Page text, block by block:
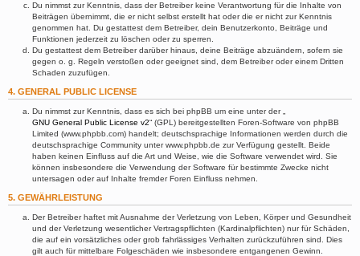
Du nimmst zur Kenntnis, dass der Betreiber keine Verantwortung für die Inhalte von
Beiträgen übernimmt, die er nicht selbst erstellt hat oder die er nicht zur Kenntnis
genommen hat. Du gestattest dem Betreiber, dein Benutzerkonto, Beiträge und
Funktionen jederzeit zu löschen oder zu sperren.
Du gestattest dem Betreiber darüber hinaus, deine Beiträge abzuändern, sofern sie
gegen o. g. Regeln verstoßen oder geeignet sind, dem Betreiber oder einem Dritten
Schaden zuzufügen.
4. GENERAL PUBLIC LICENSE
Du nimmst zur Kenntnis, dass es sich bei phpBB um eine unter der „
GNU General Public License v2“ (GPL) bereitgestellten Foren-Software von phpBB
Limited (www.phpbb.com) handelt; deutschsprachige Informationen werden durch die
deutschsprachige Community unter www.phpbb.de zur Verfügung gestellt. Beide
haben keinen Einfluss auf die Art und Weise, wie die Software verwendet wird. Sie
können insbesondere die Verwendung der Software für bestimmte Zwecke nicht
untersagen oder auf Inhalte fremder Foren Einfluss nehmen.
5. GEWÄHRLEISTUNG
Der Betreiber haftet mit Ausnahme der Verletzung von Leben, Körper und Gesundheit
und der Verletzung wesentlicher Vertragspflichten (Kardinalpflichten) nur für Schäden,
die auf ein vorsätzliches oder grob fahrlässiges Verhalten zurückzuführen sind. Dies
gilt auch für mittelbare Folgeschäden wie insbesondere entgangenen Gewinn.